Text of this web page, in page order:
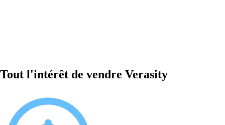
Tout l'intérêt de vendre Verasity